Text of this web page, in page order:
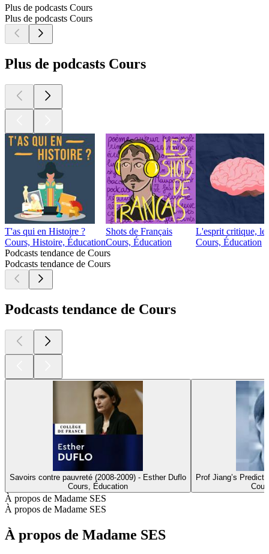
Plus de podcasts Cours
Plus de podcasts Cours
Plus de podcasts Cours
T'as qui en Histoire ?
Cours, Histoire, Éducation
Shots de Français
Cours, Éducation
L'esprit critique, le
Cours, Éducation
Podcasts tendance de Cours
Podcasts tendance de Cours
Podcasts tendance de Cours
Savoirs contre pauvreté (2008-2009) - Esther Duflo
Cours, Éducation
Prof Jiang’s
À propos de Madame SES
À propos de Madame SES
À propos de Madame SES